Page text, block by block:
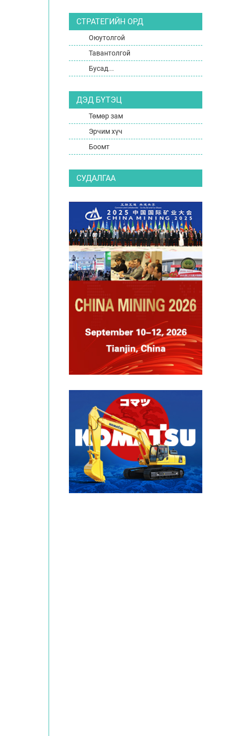
СТРАТЕГИЙН ОРД
Оюутолгой
Тавантолгой
Бусад...
ДЭД БҮТЭЦ
Төмөр зам
Эрчим хүч
Боомт
СУДАЛГАА